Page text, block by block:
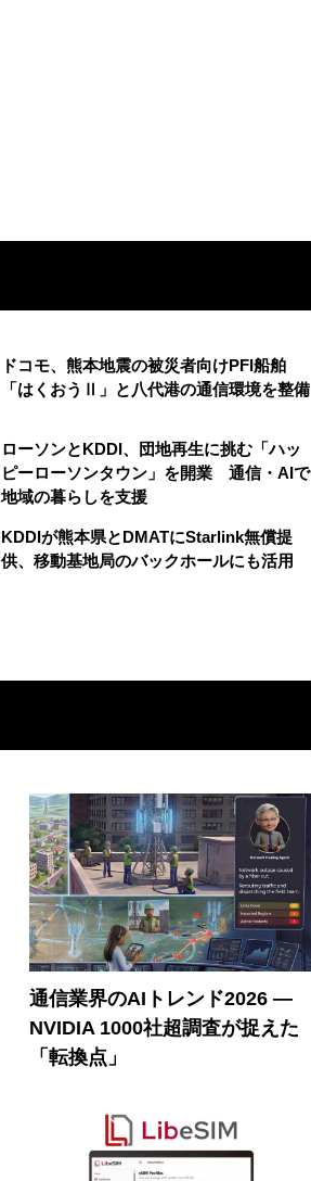
ドコモ、熊本地震の被災者向けPFI船舶
「はくおうⅡ」と八代港の通信環境を整備
ローソンとKDDI、団地再生に挑む「ハッ
ピーローソンタウン」を開業 通信・AIで
地域の暮らしを支援
KDDIが熊本県とDMATにStarlink無償提
供、移動基地局のバックホールにも活用
通信業界のAIトレンド2026 ―
NVIDIA 1000社超調査が捉えた
「転換点」